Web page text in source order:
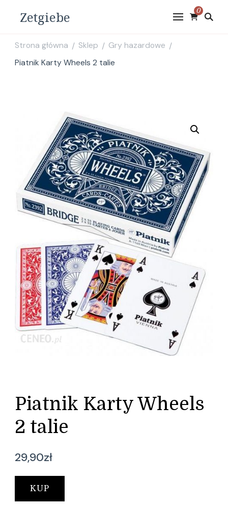
Zetgiebe 0
Strona główna / Sklep / Gry hazardowe /
Piatnik Karty Wheels 2 talie
Piatnik Karty Wheels
2 talie
29,90zł
KUP